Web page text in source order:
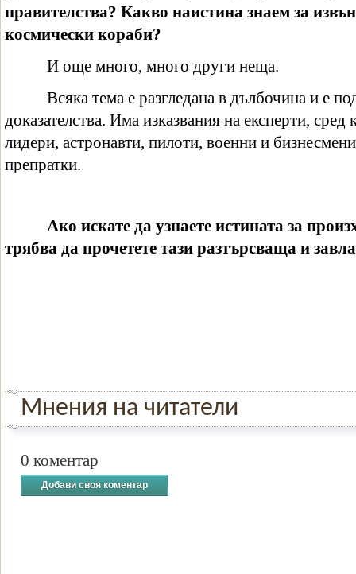
правителства? Какво наистина знаем за
космически кораби?
И още много, много други неща.
Всяка тема е разгледана в дълбочина и е
доказателства. Има изказвания на експерти,
лидери, астронавти, пилоти, военни и
препратки.
Ако искате да узнаете истината за
трябва да прочетете тази разтърсваща и
Мнения на читатели
0 коментар
Добави своя коментар